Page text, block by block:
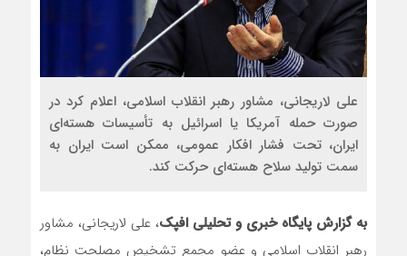
علی لاریجانی، مشاور رهبر انقلاب اسلامی، اعلام کرد در
صورت حمله آمریکا یا اسرائیل به تأسیسات هسته‌ای
ایران، تحت فشار افکار عمومی، ممکن است ایران به
سمت تولید سلاح هسته‌ای حرکت کند.
به گزارش پایگاه خبری و تحلیلی افپک، علی لاریجانی، مشاور
رهبر انقلاب اسلامی و عضو مجمع تشخیص مصلحت نظام،